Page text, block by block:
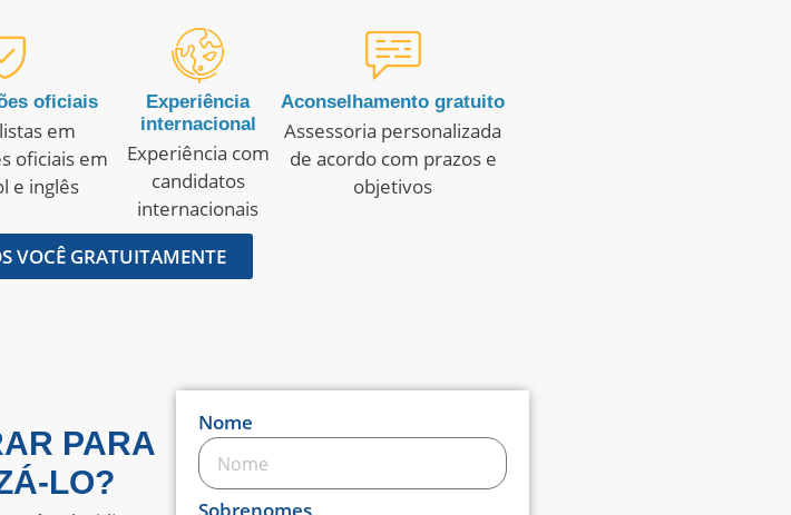
oficiais
em
oficiais em
e inglês
Experiência
internacional
Experiência com
candidatos
internacionais
Aconselhamento gratuito
Assessoria personalizada
de acordo com prazos e
objetivos
VOCÊ GRATUITAMENTE
Nome
PARA
LO?